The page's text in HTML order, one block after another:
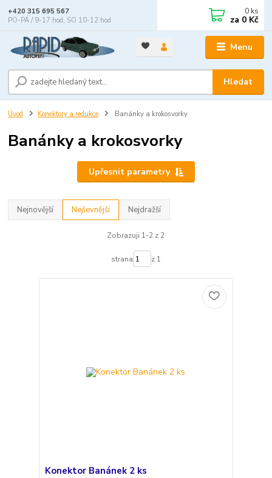
Menu
Hledat
+420 315 695 567
PO-PÁ / 9-17 hod, SO 10-12 hod
0 ks
za 0 Kč
Úvod Konektory a redukce Banánky a krokosvorky
Banánky a krokosvorky
Upřesnit parametry
Nejnovější Nejlevnější Nejdražší
Zobrazuji 1-2 z 2
strana z 1
Konektor Banánek 2 ks